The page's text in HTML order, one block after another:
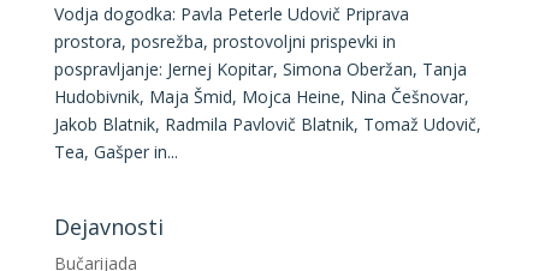
Vodja dogodka: Pavla Peterle Udovič Priprava
prostora, posrežba, prostovoljni prispevki in
pospravljanje: Jernej Kopitar, Simona Oberžan, Tanja
Hudobivnik, Maja Šmid, Mojca Heine, Nina Češnovar,
Jakob Blatnik, Radmila Pavlovič Blatnik, Tomaž Udovič,
Tea, Gašper in...
Dejavnosti
Bučarijada